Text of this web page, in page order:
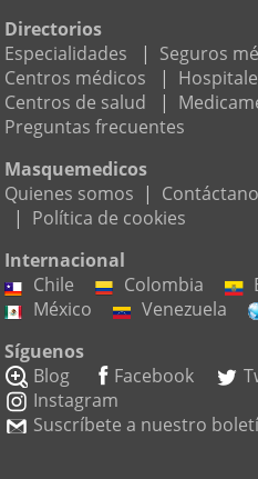
Directorios
Especialidades
| Seguros
Centros médicos
|
Centros de salud
|
Preguntas frecuentes
Masquemedicos
Quienes somos |
| Política de cookies
Internacional
Chile
Colombia
México
Venezuela
Síguenos
Blog
Facebook
Instagram
Suscríbete a nuestro